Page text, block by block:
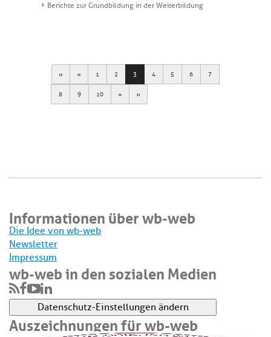
Berichte zur Grundbildung in der Weiterbildung
First Previous
1 2 3 4 5 6 7
8 9 10 Next Last
Informationen über wb-web
Die Idee von wb-web
Newsletter
Impressum
wb-web in den sozialen Medien
Datenschutz-Einstellungen ändern
Auszeichnungen für wb-web